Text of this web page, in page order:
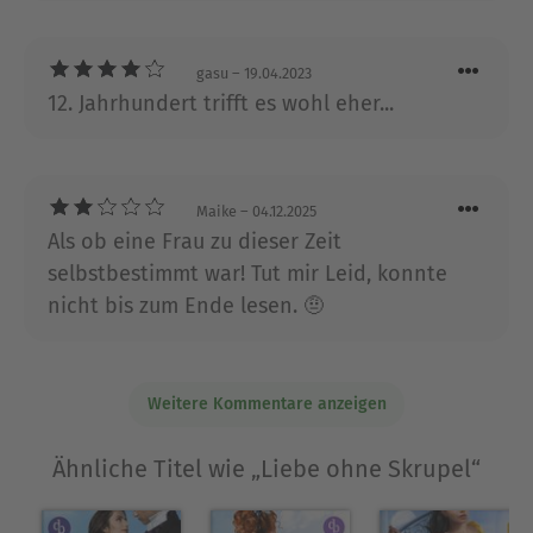
in Seattle.
Ausblenden
gasu – 19.04.2023
12. Jahrhundert trifft es wohl eher...
Maike – 04.12.2025
Als ob eine Frau zu dieser Zeit
selbstbestimmt war! Tut mir Leid, konnte
nicht bis zum Ende lesen. 🤨
Weitere Kommentare anzeigen
Ähnliche Titel wie „Liebe ohne Skrupel“